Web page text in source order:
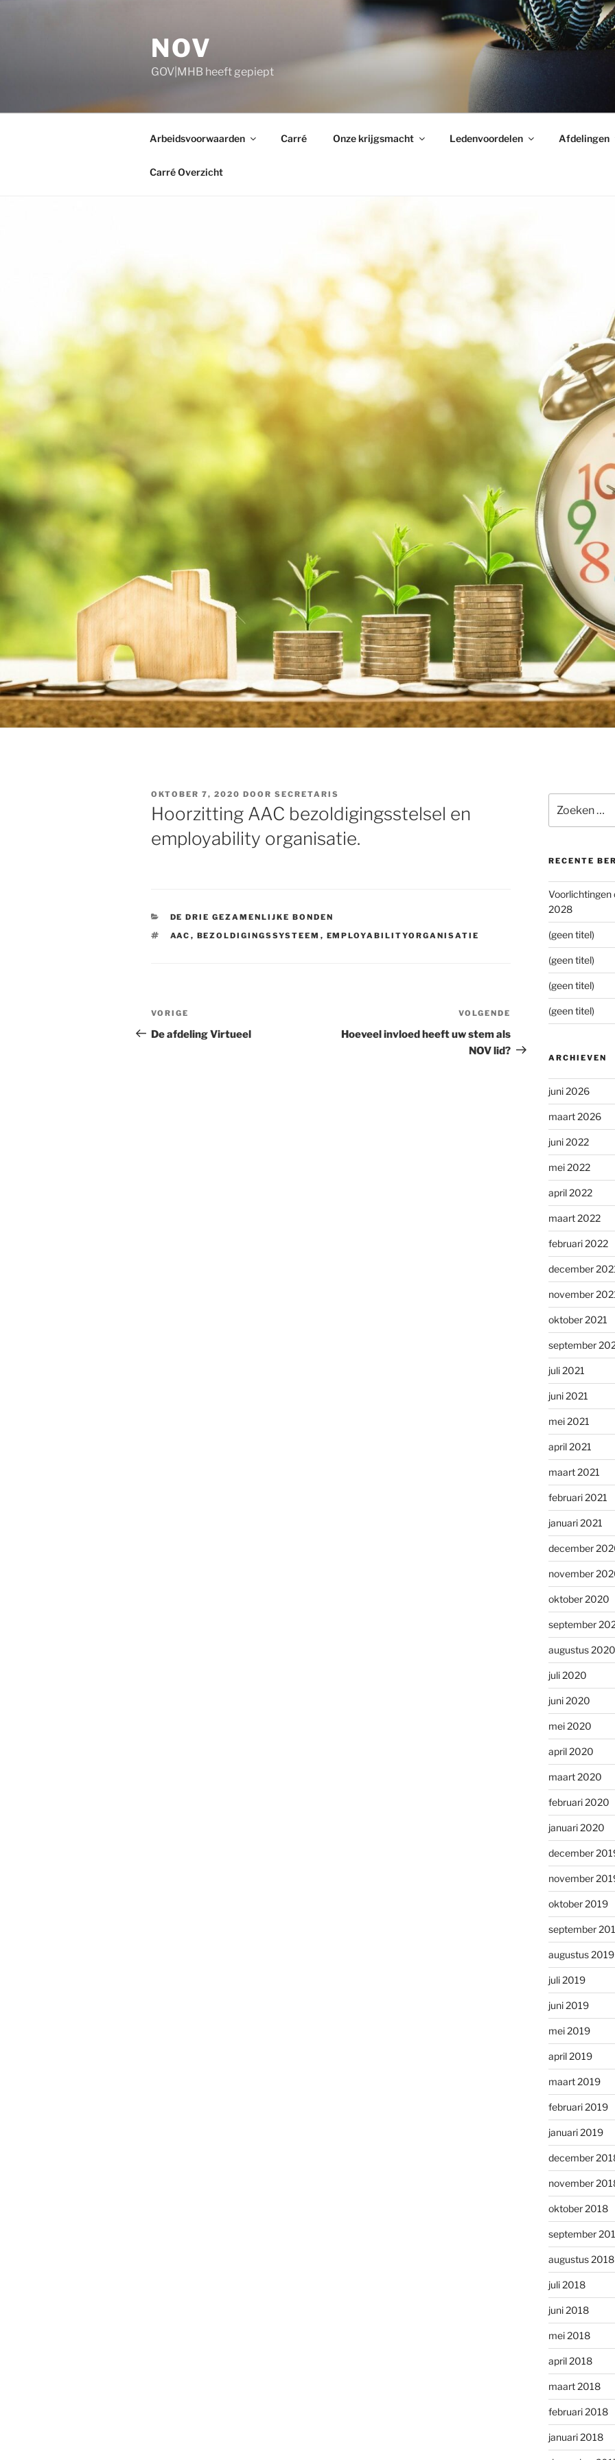
NOV
GOV|MHB heeft gepiept
Arbeidsvoorwaarden Carré Onze krijgsmacht Ledenvoordelen Afdelingen
Carré Overzicht
GEPLAATST
OP
OKTOBER 7, 2020 DOOR SECRETARIS
Hoorzitting AAC bezoldigingsstelsel en
employability organisatie.
CATEGORIEËN
DE DRIE GEZAMENLIJKE BONDEN
TAGS
AAC , BEZOLDIGINGSSYSTEEM , EMPLOYABILITYORGANISATIE
Bericht
navigatie
Vorig
bericht
VORIGE
De afdeling Virtueel
Volgend
VOLGENDE
Hoeveel invloed heeft uw stem als
NOV lid?
naar:
RECENTE
Voorlichtingen
2028
(geen titel)
(geen titel)
(geen titel)
(geen titel)
ARCHIEVEN
juni 2026
maart 2026
juni 2022
mei 2022
april 2022
maart 2022
februari 2022
december
november
oktober 2021
september
juli 2021
juni 2021
mei 2021
april 2021
maart 2021
februari 2021
januari 2021
december
november
oktober 2020
september
augustus 2020
juli 2020
juni 2020
mei 2020
april 2020
maart 2020
februari 2020
januari 2020
december
november
oktober 2019
september
augustus 2019
juli 2019
juni 2019
mei 2019
april 2019
maart 2019
februari 2019
januari 2019
december
november
oktober 2018
september
augustus 2018
juli 2018
juni 2018
mei 2018
april 2018
maart 2018
februari 2018
januari 2018